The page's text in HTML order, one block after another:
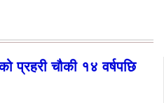
प्रहरी चौकी १४ वर्षपछि